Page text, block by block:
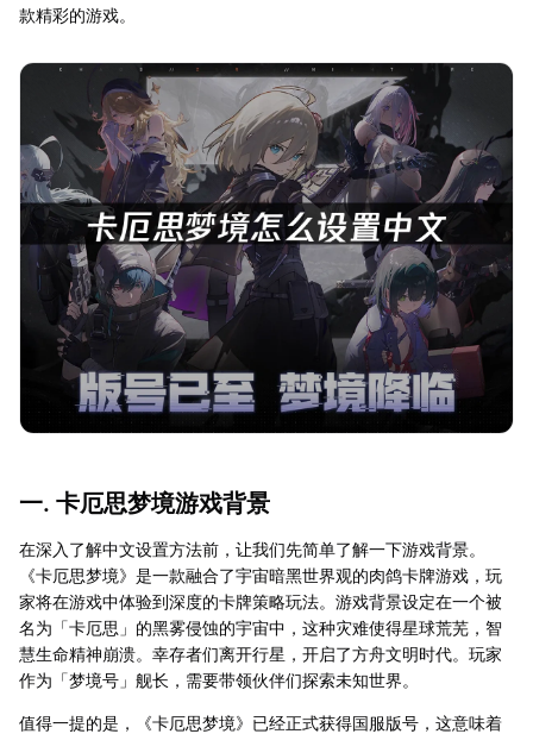
款精彩的游戏。
一. 卡厄思梦境游戏背景
在深入了解中文设置方法前，让我们先简单了解一下游戏背景。
《卡厄思梦境》是一款融合了宇宙暗黑世界观的肉鸽卡牌游戏，玩
家将在游戏中体验到深度的卡牌策略玩法。游戏背景设定在一个被
名为「卡厄思」的黑雾侵蚀的宇宙中，这种灾难使得星球荒芜，智
慧生命精神崩溃。幸存者们离开行星，开启了方舟文明时代。玩家
作为「梦境号」舰长，需要带领伙伴们探索未知世界。
值得一提的是，《卡厄思梦境》已经正式获得国服版号，这意味着